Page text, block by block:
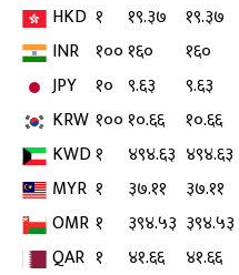
HKD १ १९.३७
१९.३७
INR १००१६०
१६०
JPY
१० ९.६३
९.६३
KRW १००१०.६६
१०.६६
KWD१ ४९४.६३ ४९४.६३
MYR १ ३७.११
३७.११
OMR १ ३९४.५३ ३९४.५३
QAR १ ४१.६६
४१.६६